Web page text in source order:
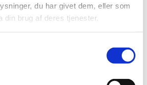
du har givet dem, eller som
din brug af deres tjenester.